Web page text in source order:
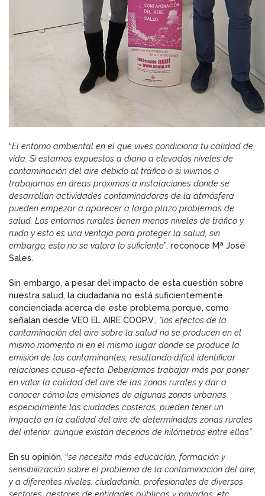
“El entorno ambiental en el que vives condiciona tu calidad de
vida. Si estamos expuestos a diario a elevados niveles de
contaminación del aire debido al tráfico o si vivimos o
trabajamos en áreas próximas a instalaciones donde se
desarrollan actividades contaminadoras de la atmósfera
pueden empezar a aparecer a largo plazo problemas de
salud. Los entornos rurales tienen menos niveles de tráfico y
ruido y esto es una ventaja para proteger la salud, sin
embargo, esto no se valora lo suficiente”, reconoce Mª José
Sales.
Sin embargo, a pesar del impacto de esta cuestión sobre
nuestra salud, la ciudadanía no está suficientemente
concienciada acerca de este problema porque, como
señalan desde VEO EL AIRE COOP.V., “los efectos de la
contaminación del aire sobre la salud no se producen en el
mismo momento ni en el mismo lugar donde se produce la
emisión de los contaminantes, resultando difícil identificar
relaciones causa-efecto. Deberíamos trabajar más por poner
en valor la calidad del aire de las zonas rurales y dar a
conocer cómo las emisiones de algunas zonas urbanas,
especialmente las ciudades costeras, pueden tener un
impacto en la calidad del aire de determinadas zonas rurales
del interior, aunque existan decenas de kilómetros entre ellas”.
En su opinión, “se necesita más educación, formación y
sensibilización sobre el problema de la contaminación del aire,
y a diferentes niveles: ciudadanía, profesionales de diversos
sectores, gestores de entidades públicas y privadas, etc.